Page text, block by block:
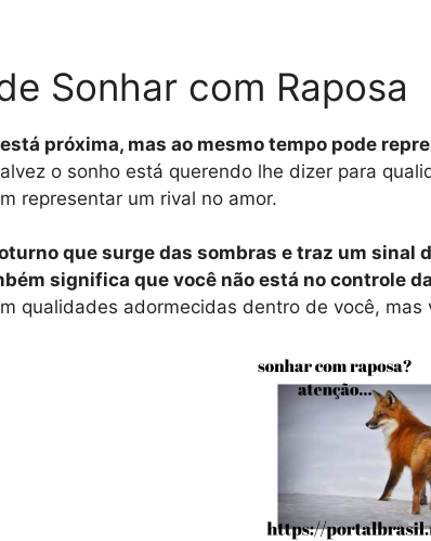
Sonhar com Raposa
próxima, mas ao mesmo tempo pode
o sonho está querendo lhe dizer para
representar um rival no amor.
que surge das sombras e traz um sinal
significa que você não está no controle
qualidades adormecidas dentro de você,